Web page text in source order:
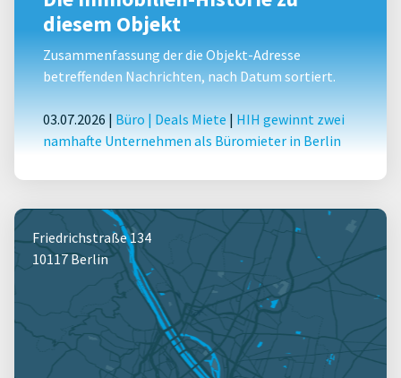
diesem Objekt
Zusammenfassung der die Objekt-Adresse
betreffenden Nachrichten, nach Datum sortiert.
03.07.2026 | Büro | Deals Miete | HIH gewinnt zwei
namhafte Unternehmen als Büromieter in Berlin
Friedrichstraße 134
10117 Berlin